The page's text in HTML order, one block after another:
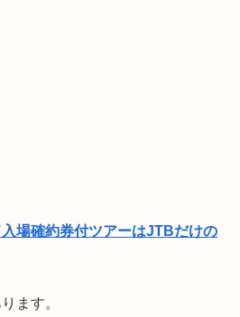
場確約券付ツアーはJTBだけの
ます。